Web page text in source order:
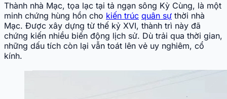
Thành nhà Mạc, tọa lạc tại tả ngạn sông Kỳ Cùng, là một
minh chứng hùng hồn cho kiến trúc quân sự thời nhà
Mạc. Được xây dựng từ thế kỷ XVI, thành trì này đã
chứng kiến nhiều biến động lịch sử. Dù trải qua thời gian,
những dấu tích còn lại vẫn toát lên vẻ uy nghiêm, cổ
kính.